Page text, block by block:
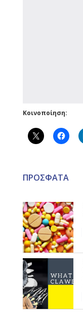
Κοινοποίηση:
ΠΡΟΣΦΑΤΑ